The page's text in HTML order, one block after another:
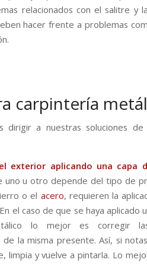
relacionados con el salitre y
hacer frente a problemas
carpintería
dirigir a nuestras soluciones de
exterior aplicando una capa
uno u otro depende del tipo de
o el acero, requieren la
el caso de que se haya aplicado
lo mejor es corregir
la misma presente. Así, si
limpia y vuelve a pintarla. Lo